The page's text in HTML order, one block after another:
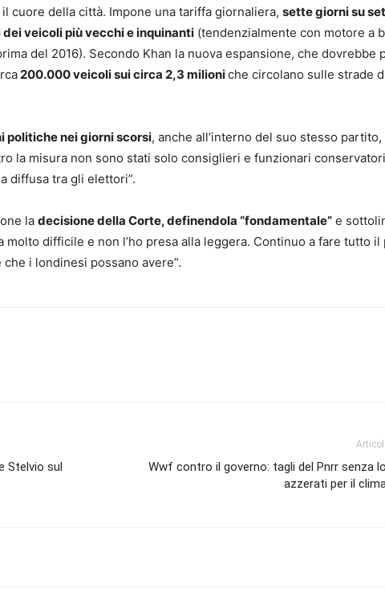
cuore della città. Impone una tariffa giornaliera, sette giorni su
veicoli più vecchi e inquinanti (tendenzialmente con motore a
del 2016). Secondo Khan la nuova espansione, che dovrebbe
200.000 veicoli sui circa 2,3 milioniche circolano sulle strade
politiche nei giorni scorsi, anche all’interno del suo stesso
la misura non sono stati solo consiglieri e funzionari
diffusa tra gli elettori”.
la decisione della Corte, definendola “fondamentale” e
molto difficile e non l’ho presa alla leggera. Continuo a fare tutto il
i londinesi possano avere”.
Stelvio sul
Wwf contro il governo: tagli del Pnrr senza
azzerati per il